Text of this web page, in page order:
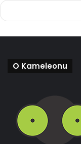
O Kameleonu